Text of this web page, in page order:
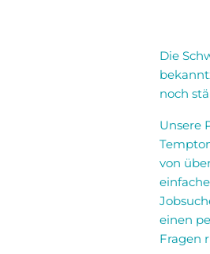
Die
noch
Unsere
von
einen
Fragen